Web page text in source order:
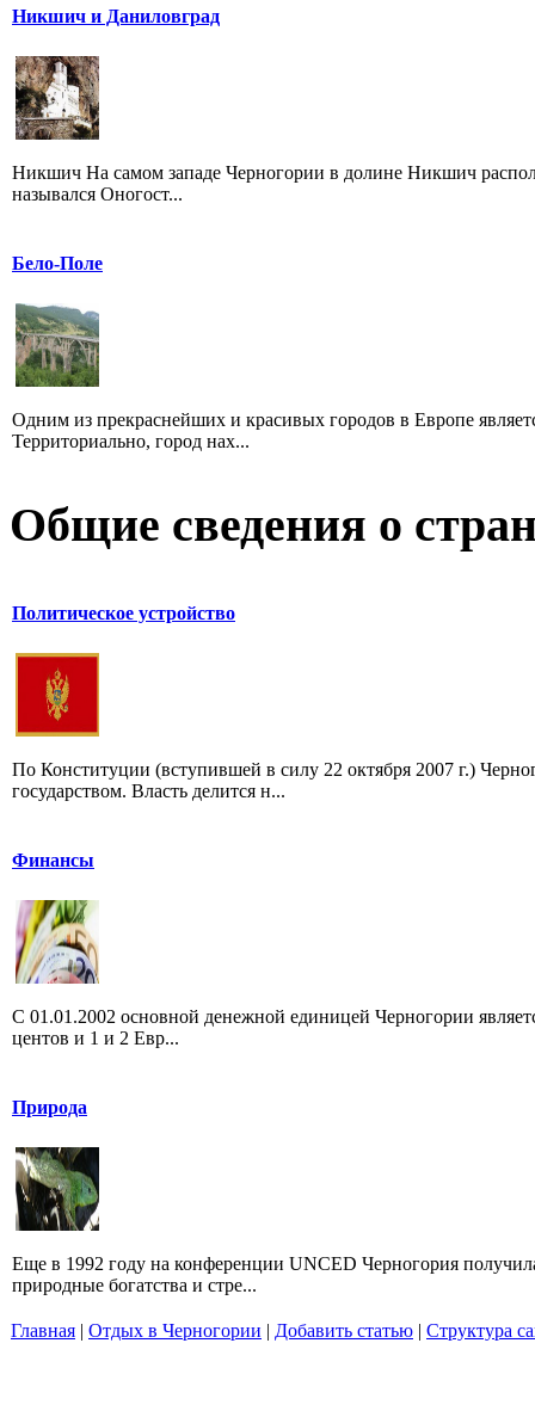
Никшич и Даниловград
Никшич На самом западе Черногории в долине Никшич
назывался Оногост...
Бело-Поле
Одним из прекраснейших и красивых городов в Европе
Территориально, город нах...
Общие сведения о
Политическое устройство
По Конституции (вступившей в силу 22 октября 2007 г.)
государством. Власть делится н...
Финансы
С 01.01.2002 основной денежной единицей Черногории
центов и 1 и 2 Евр...
Природа
Еще в 1992 году на конференции UNCED Черногория
природные богатства и стре...
Главная | Отдых в Черногории | Добавить статью | Структура